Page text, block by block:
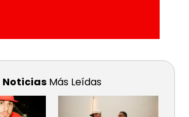
Noticias Más Leídas